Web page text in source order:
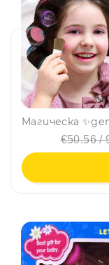
€50.56 /